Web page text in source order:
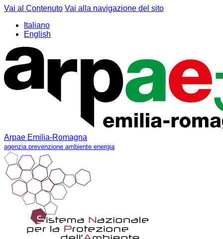
Vai al Contenuto Vai alla navigazione del sito
Italiano
English
Arpae Emilia-Romagna
agenzia prevenzione ambiente energia